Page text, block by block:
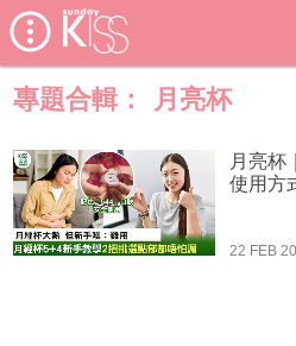
專題合輯： 月亮杯
月亮杯
使用方
22 FEB